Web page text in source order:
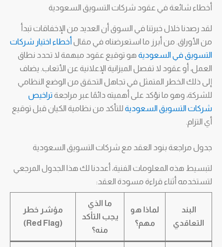
أخطاء شائعة في عقود شركات التسويق السعودية
لقد رصدنا خلال خبرتنا في السوق أن العديد من الإخفاقات تبدأ
من الأوراق. من أبرز ما استعرضناه في مقال أخطاء اختيار شركات
التسويق في السعودية هو توقيع عقود مبهمة لا تحدد نطاق
العمل، أو عقود لا تفصل الميزانية الإعلانية عن الأتعاب. يضاف
إلى ذلك الخطر المتمثل في تجاهل التحقق من الوضع النظامي
للشركة، وهو ما نؤكد على أهميته دائمًا عبر مراجعةتراخيص
شركات التسويق السعودية للتأكد من نظامية الكيان قبل توقيع
أي التزام.
جدول مراجعة بنود العقد مع شركات التسويق السعودية
لتبسيط هذه المعلومات الفنية، أعددنا لك هذا الجدول المرجعي
لتستخدمه أثناء قراءة مسودة العقد:
البند
التعاقدي
لماذا هو
مهم؟
ما الذي
يجب التأكد
منه؟
مؤشر خطر
(Red Flag)